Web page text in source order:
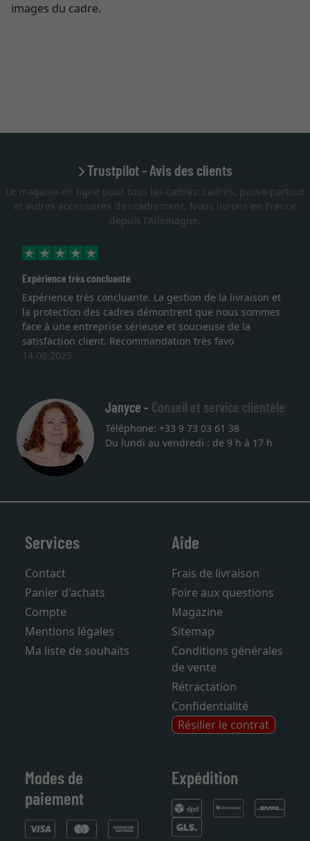
images du cadre.
Trustpilot - Avis des clients
Le magasin en ligne pour tous les cadres: cadres, passe-partout
et autres accessoires d'encadrement. Nous livrons en France
depuis l'Allemagne.
Expérience très concluante
Expérience très concluante. La gestion de la livraison et
la protection des cadres démontrent que nous sommes
face à une entreprise sérieuse et soucieuse de la
satisfaction client. Recommandation très favo
14.06.2025
Janyce - Conseil et service clientèle
Téléphone: +33 9 73 03 61 38
Du lundi au vendredi : de 9 h à 17 h
Services
Contact
Panier d'achats
Compte
Mentions légales
Ma liste de souhaits
Aide
Frais de livraison
Foire aux questions
Magazine
Sitemap
Conditions générales
de vente
Rétractation
Confidentialité
Résilier le contrat
Modes de
paiement
Expédition